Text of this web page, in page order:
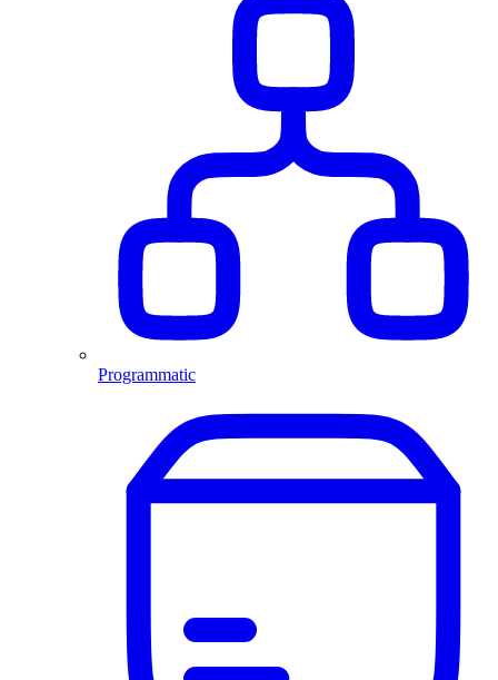
Programmatic